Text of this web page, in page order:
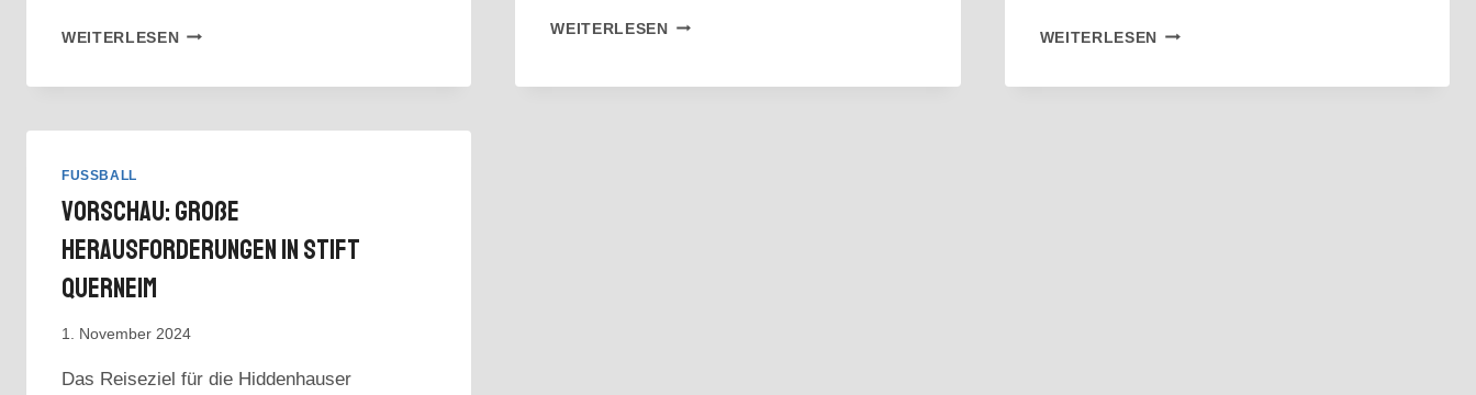
WEITERLESENVORSCHAU:
MANNSCHAFT
SPIELFREI
WEITERLESENBEZIRKSLIGA:
BEIM
WEITERLESEN KREISLIGA
FUSSBALL
Vorschau: Große
Herausforderungen In Stift
Querneim
1. November 2024
Das Reiseziel für die Hiddenhauser